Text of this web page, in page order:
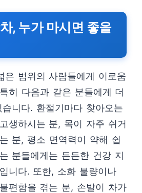
, 누가 마시면 좋을
은 범위의 사람들에게 이로움
히 다음과 같은 분들에게 더
니다. 환절기마다 찾아오는
생하시는 분, 목이 자주 쉬거
분, 평소 면역력이 약해 쉽
분들에게는 든든한 건강 지
니다. 또한, 소화 불량이나
편함을 겪는 분, 손발이 차가